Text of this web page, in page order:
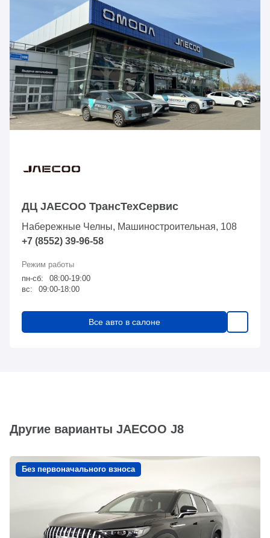
ДЦ JAECOO ТрансТехСервис
Набережные Челны, Машиностроительная, 108
+7 (8552) 39-96-58
пн-сб:
08:00-19:00
вс:
09:00-18:00
Все авто в салоне
Другие варианты JAECOO J8
Без первоначального взноса